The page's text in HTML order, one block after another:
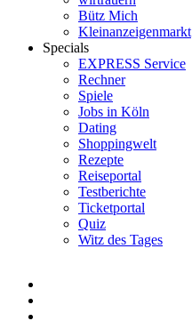
Bütz Mich
Kleinanzeigenmarkt
Specials
EXPRESS Service
Rechner
Spiele
Jobs in Köln
Dating
Shoppingwelt
Rezepte
Reiseportal
Testberichte
Ticketportal
Quiz
Witz des Tages